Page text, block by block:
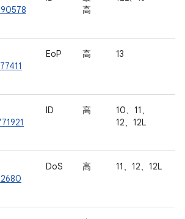
高
EoP 高 13
ID 高
10、11、
12、12L
DoS 高 11、12、12L